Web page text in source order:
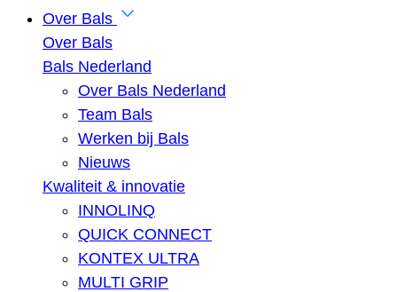
Over Bals
Over Bals
Bals Nederland
Over Bals Nederland
Team Bals
Werken bij Bals
Nieuws
Kwaliteit & innovatie
INNOLINQ
QUICK CONNECT
KONTEX ULTRA
MULTI GRIP